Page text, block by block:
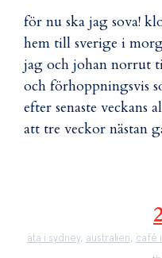
för nu ska jag sova!
hem till sverige i
jag och johan norrut
och förhoppningsvis
efter senaste veckans
att tre veckor nästan
äta i sydney, australien, café